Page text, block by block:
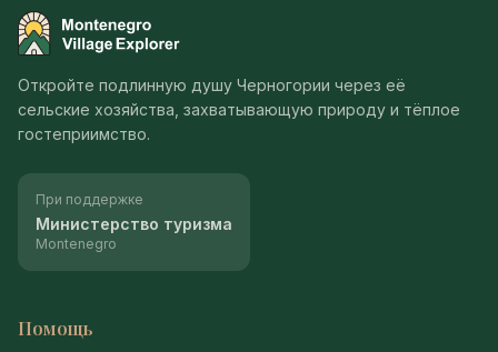
Montenegro Village Explorer
Откройте подлинную душу Черногории через её
сельские хозяйства, захватывающую природу и тёплое
гостеприимство.
При поддержке
Министерство туризма
Montenegro
Помощь